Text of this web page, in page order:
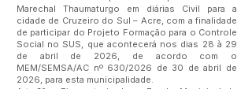
Marechal Thaumaturgo em diárias Civil para a
cidade de Cruzeiro do Sul – Acre, com a finalidade
de participar do Projeto Formação para o Controle
Social no SUS, que acontecerá nos dias 28 à 29
de abril de 2026, de acordo com o
MEM/SEMSA/AC nº 630/2026 de 30 de abril de
2026, para esta municipalidade.